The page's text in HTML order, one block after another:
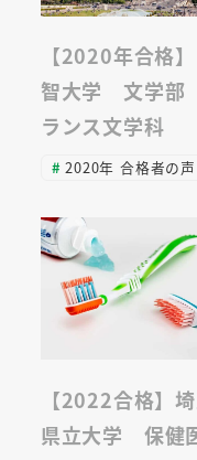
【2020年合格
智大学 文学
ランス文学科
2020年 合格者の声
【2022合格】
県立大学 保健